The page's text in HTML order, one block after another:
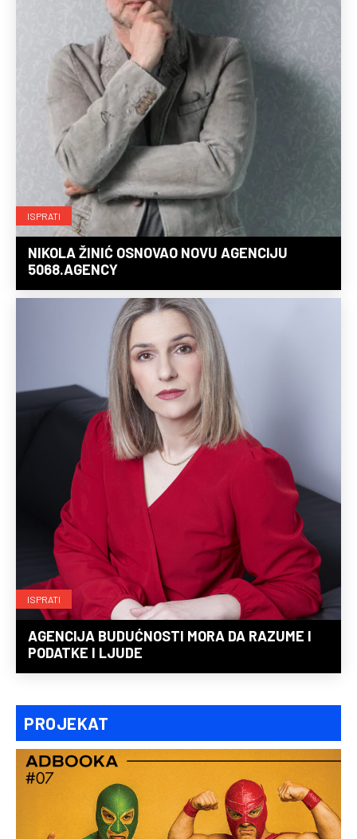
ISPRATI
NIKOLA ŽINIĆ OSNOVAO NOVU AGENCIJU
5068.AGENCY
ISPRATI
AGENCIJA BUDUĆNOSTI MORA DA RAZUME I
PODATKE I LJUDE
PROJEKAT